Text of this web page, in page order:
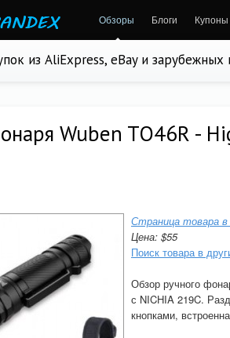
Обзоры Блоги Купоны
из AliExpress, eBay и зарубежных
Wuben TO46R -
Страница товара в
Цена: $55
Поиск товара в
Обзор ручного
с NICHIA 219C.
кнопками,